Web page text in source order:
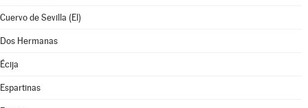
Cuervo de Sevilla (El)
Dos Hermanas
Écija
Espartinas